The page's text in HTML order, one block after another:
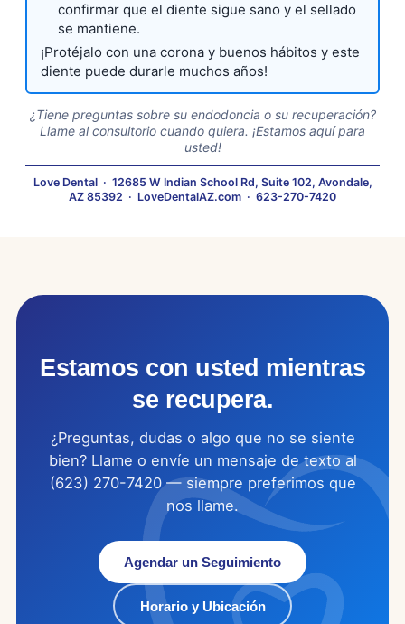
confirmar que el diente sigue sano y el sellado
se mantiene.
¡Protéjalo con una corona y buenos hábitos y este
diente puede durarle muchos años!
¿Tiene preguntas sobre su endodoncia o su recuperación?
Llame al consultorio cuando quiera. ¡Estamos aquí para
usted!
Love Dental· 12685 W Indian School Rd, Suite 102, Avondale,
AZ 85392 · LoveDentalAZ.com · 623-270-7420
Estamos con usted mientras
se recupera.
¿Preguntas, dudas o algo que no se siente
bien? Llame o envíe un mensaje de texto al
(623) 270-7420 — siempre preferimos que
nos llame.
Agendar un Seguimiento
Horario y Ubicación